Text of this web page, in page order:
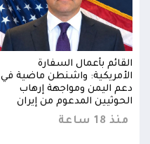
القائم بأعمال السفارة
الأمريكية: واشنطن ماضية في
دعم اليمن ومواجهة إرهاب
الحوثيين المدعوم من إيران
منذ 18 ساعة